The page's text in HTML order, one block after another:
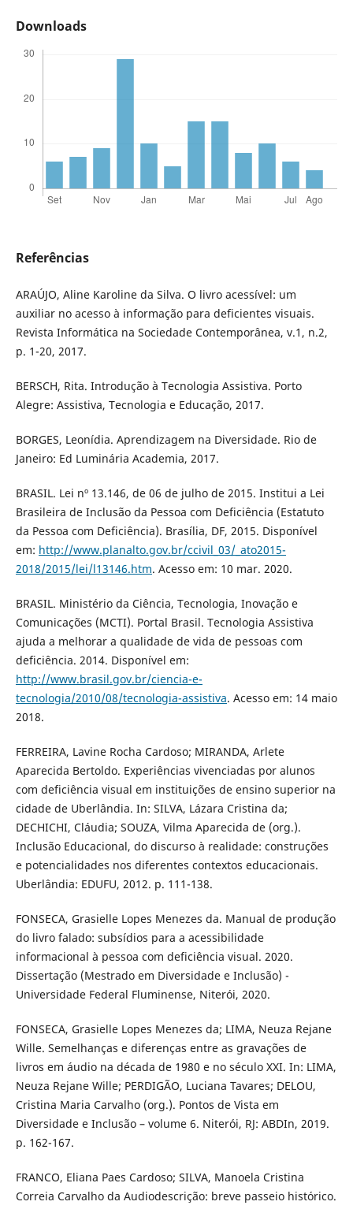
Downloads
Referências
ARAÚJO, Aline Karoline da Silva. O livro acessível: um
auxiliar no acesso à informação para deficientes visuais.
Revista Informática na Sociedade Contemporânea, v.1, n.2,
p. 1-20, 2017.
BERSCH, Rita. Introdução à Tecnologia Assistiva. Porto
Alegre: Assistiva, Tecnologia e Educação, 2017.
BORGES, Leonídia. Aprendizagem na Diversidade. Rio de
Janeiro: Ed Luminária Academia, 2017.
BRASIL. Lei nº 13.146, de 06 de julho de 2015. Institui a Lei
Brasileira de Inclusão da Pessoa com Deficiência (Estatuto
da Pessoa com Deficiência). Brasília, DF, 2015. Disponível
em: http://www.planalto.gov.br/ccivil_03/_ato2015-
2018/2015/lei/l13146.htm. Acesso em: 10 mar. 2020.
BRASIL. Ministério da Ciência, Tecnologia, Inovação e
Comunicações (MCTI). Portal Brasil. Tecnologia Assistiva
ajuda a melhorar a qualidade de vida de pessoas com
deficiência. 2014. Disponível em:
http://www.brasil.gov.br/ciencia-e-
tecnologia/2010/08/tecnologia-assistiva. Acesso em: 14 maio
2018.
FERREIRA, Lavine Rocha Cardoso; MIRANDA, Arlete
Aparecida Bertoldo. Experiências vivenciadas por alunos
com deficiência visual em instituições de ensino superior na
cidade de Uberlândia. In: SILVA, Lázara Cristina da;
DECHICHI, Cláudia; SOUZA, Vilma Aparecida de (org.).
Inclusão Educacional, do discurso à realidade: construções
e potencialidades nos diferentes contextos educacionais.
Uberlândia: EDUFU, 2012. p. 111-138.
FONSECA, Grasielle Lopes Menezes da. Manual de produção
do livro falado: subsídios para a acessibilidade
informacional à pessoa com deficiência visual. 2020.
Dissertação (Mestrado em Diversidade e Inclusão) -
Universidade Federal Fluminense, Niterói, 2020.
FONSECA, Grasielle Lopes Menezes da; LIMA, Neuza Rejane
Wille. Semelhanças e diferenças entre as gravações de
livros em áudio na década de 1980 e no século XXI. In: LIMA,
Neuza Rejane Wille; PERDIGÃO, Luciana Tavares; DELOU,
Cristina Maria Carvalho (org.). Pontos de Vista em
Diversidade e Inclusão – volume 6. Niterói, RJ: ABDIn, 2019.
p. 162-167.
FRANCO, Eliana Paes Cardoso; SILVA, Manoela Cristina
Correia Carvalho da Audiodescrição: breve passeio histórico.